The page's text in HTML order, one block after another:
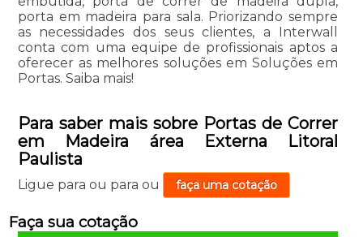
porta em madeira para sala. Priorizando sempre
as necessidades dos seus clientes, a Interwall
conta com uma equipe de profissionais aptos a
oferecer as melhores soluções em Soluções em
Portas. Saiba mais!
Para saber mais sobre Portas de Correr
em Madeira área Externa Litoral
Paulista
Ligue para ou para ou faça uma cotação
Faça sua cotação